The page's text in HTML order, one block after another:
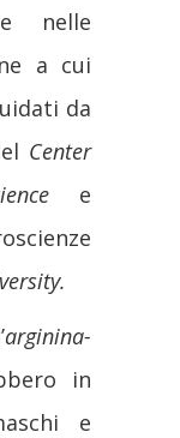
nelle
a cui
da
Center
e
arginina-
in
e